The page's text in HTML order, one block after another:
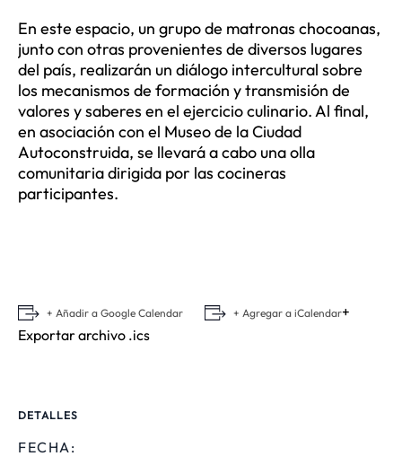
En este espacio, un grupo de matronas chocoanas,
junto con otras provenientes de diversos lugares
del país, realizarán un diálogo intercultural sobre
los mecanismos de formación y transmisión de
valores y saberes en el ejercicio culinario. Al final,
en asociación con el Museo de la Ciudad
Autoconstruida, se llevará a cabo una olla
comunitaria dirigida por las cocineras
participantes.
+ Añadir a Google Calendar + Agregar a iCalendar+
Exportar archivo .ics
DETALLES
FECHA: